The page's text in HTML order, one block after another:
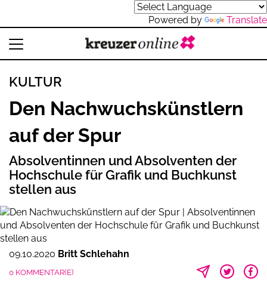
Powered by Translate
KULTUR
Den Nachwuchskünstlern
auf der Spur
Absolventinnen und Absolventen der
Hochschule für Grafik und Buchkunst
stellen aus
09.10.2020 Britt Schlehahn
0 KOMMENTAR(E)